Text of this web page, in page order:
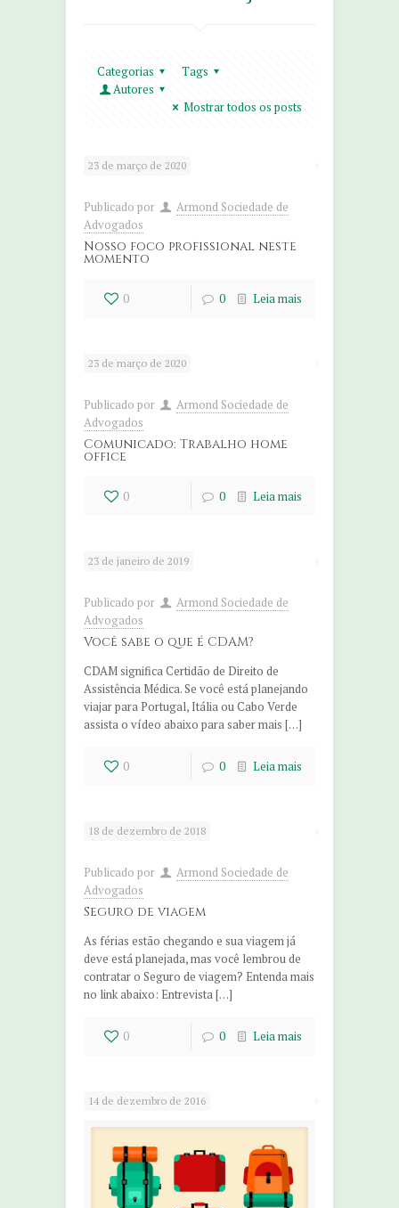
Categorias
Tags
Autores
Mostrar todos os posts
23 de março de 2020
Publicado por
Armond Sociedade de
Advogados
Nosso foco profissional neste
momento
0 0 Leia mais
23 de março de 2020
Publicado por
Armond Sociedade de
Advogados
Comunicado: Trabalho home
office
0 0 Leia mais
23 de janeiro de 2019
Publicado por
Armond Sociedade de
Advogados
Você sabe o que é CDAM?
CDAM significa Certidão de Direito de
Assistência Médica. Se você está planejando
viajar para Portugal, Itália ou Cabo Verde
assista o vídeo abaixo para saber mais […]
0 0 Leia mais
18 de dezembro de 2018
Publicado por
Armond Sociedade de
Advogados
Seguro de viagem
As férias estão chegando e sua viagem já
deve está planejada, mas você lembrou de
contratar o Seguro de viagem? Entenda mais
no link abaixo: Entrevista […]
0 0 Leia mais
14 de dezembro de 2016